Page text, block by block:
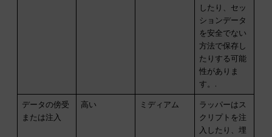
したり、セッ
ションデータ
を安全でない
方法で保存し
たりする可能
性がありま
す。.
データの傍受
または注入
高い ミディアム
ラッパーはス
クリプトを注
入したり、埋